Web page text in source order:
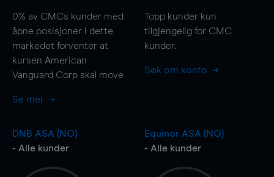
0% av CMCs kunder med
åpne posisjoner i dette
markedet forventer at
kursen American
Vanguard Corp skal move
Se mer
Topp kunder kun
tilgjengelig for CMC
kunder.
Søk om konto
DNB ASA (NO)
- Alle kunder
Equinor ASA (NO)
- Alle kunder